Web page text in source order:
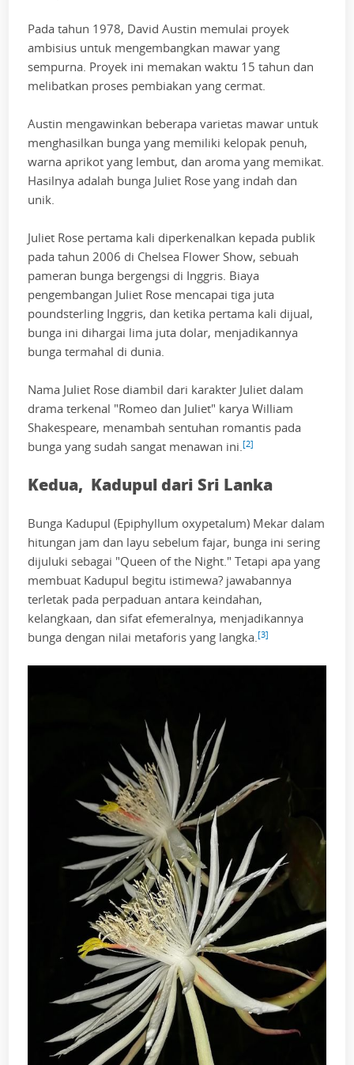
Pada tahun 1978, David Austin memulai proyek
ambisius untuk mengembangkan mawar yang
sempurna. Proyek ini memakan waktu 15 tahun dan
melibatkan proses pembiakan yang cermat.
Austin mengawinkan beberapa varietas mawar untuk
menghasilkan bunga yang memiliki kelopak penuh,
warna aprikot yang lembut, dan aroma yang memikat.
Hasilnya adalah bunga Juliet Rose yang indah dan
unik.
Juliet Rose pertama kali diperkenalkan kepada publik
pada tahun 2006 di Chelsea Flower Show, sebuah
pameran bunga bergengsi di Inggris. Biaya
pengembangan Juliet Rose mencapai tiga juta
poundsterling Inggris, dan ketika pertama kali dijual,
bunga ini dihargai lima juta dolar, menjadikannya
bunga termahal di dunia.
Nama Juliet Rose diambil dari karakter Juliet dalam
drama terkenal "Romeo dan Juliet" karya William
Shakespeare, menambah sentuhan romantis pada
bunga yang sudah sangat menawan ini.[2]
Kedua, Kadupul dari Sri Lanka
Bunga Kadupul (Epiphyllum oxypetalum) Mekar dalam
hitungan jam dan layu sebelum fajar, bunga ini sering
dijuluki sebagai "Queen of the Night." Tetapi apa yang
membuat Kadupul begitu istimewa? jawabannya
terletak pada perpaduan antara keindahan,
kelangkaan, dan sifat efemeralnya, menjadikannya
bunga dengan nilai metaforis yang langka.[3]